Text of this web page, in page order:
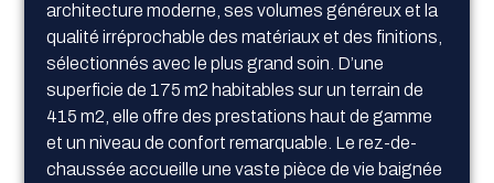
architecture moderne, ses volumes généreux et la
qualité irréprochable des matériaux et des finitions,
sélectionnés avec le plus grand soin. D’une
superficie de 175 m2 habitables sur un terrain de
415 m2, elle offre des prestations haut de gamme
et un niveau de confort remarquable. Le rez-de-
chaussée accueille une vaste pièce de vie baignée